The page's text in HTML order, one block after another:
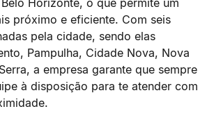
próximo e eficiente. Com seis
pela cidade, sendo elas
Pampulha, Cidade Nova, Nova
a empresa garante que sempre
à disposição para te atender com